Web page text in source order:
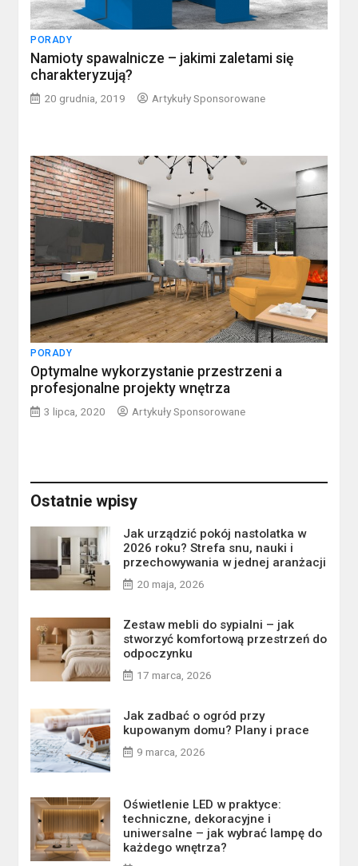
PORADY
Namioty spawalnicze – jakimi zaletami się
charakteryzują?
20 grudnia, 2019 Artykuły Sponsorowane
PORADY
Optymalne wykorzystanie przestrzeni a
profesjonalne projekty wnętrza
3 lipca, 2020 Artykuły Sponsorowane
Ostatnie wpisy
Jak urządzić pokój nastolatka w
2026 roku? Strefa snu, nauki i
przechowywania w jednej aranżacji
20 maja, 2026
Zestaw mebli do sypialni – jak
stworzyć komfortową przestrzeń do
odpoczynku
17 marca, 2026
Jak zadbać o ogród przy
kupowanym domu? Plany i prace
9 marca, 2026
Oświetlenie LED w praktyce:
techniczne, dekoracyjne i
uniwersalne – jak wybrać lampę do
każdego wnętrza?